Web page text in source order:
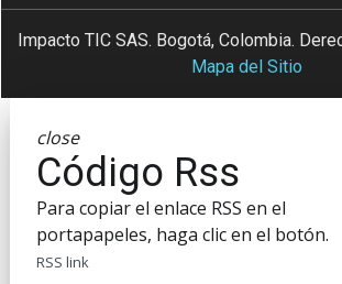
Impacto TIC SAS. Bogotá, Colombia.
Mapa del Sitio
close
Código Rss
Para copiar el enlace RSS en el
portapapeles, haga clic en el botón.
RSS link